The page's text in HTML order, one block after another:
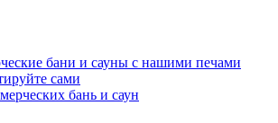
бани и сауны с нашими печами
сами
бань и саун